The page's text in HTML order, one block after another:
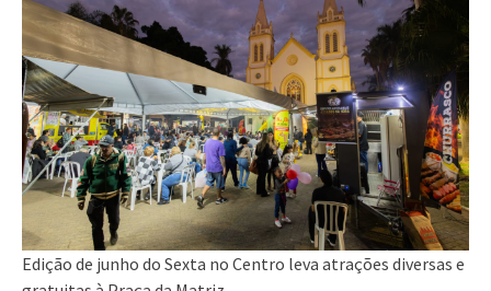
Edição de junho do Sexta no Centro leva atrações diversas e